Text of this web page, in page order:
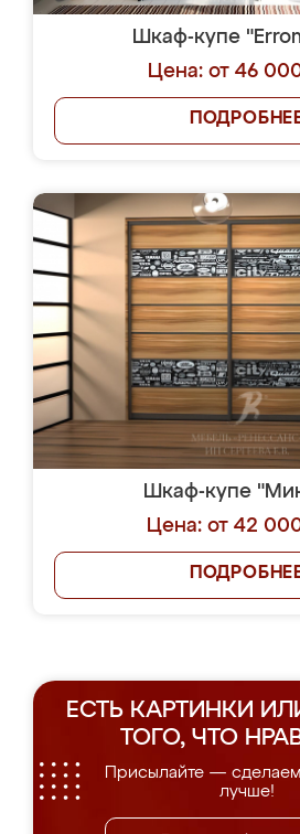
Шкаф-купе
Цена: от 46
Шкаф-купе
Цена: от 42
ЕСТЬ КАРТИНКИ
ТОГО, ЧТО
Присылайте —
лучше!